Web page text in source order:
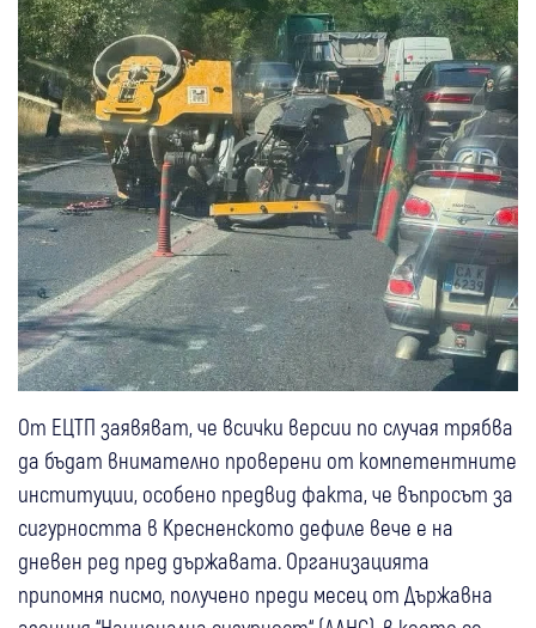
От ЕЦТП заявяват, че всички версии по случая трябва
да бъдат внимателно проверени от компетентните
институции, особено предвид факта, че въпросът за
сигурността в Кресненското дефиле вече е на
дневен ред пред държавата. Организацията
припомня писмо, получено преди месец от Държавна